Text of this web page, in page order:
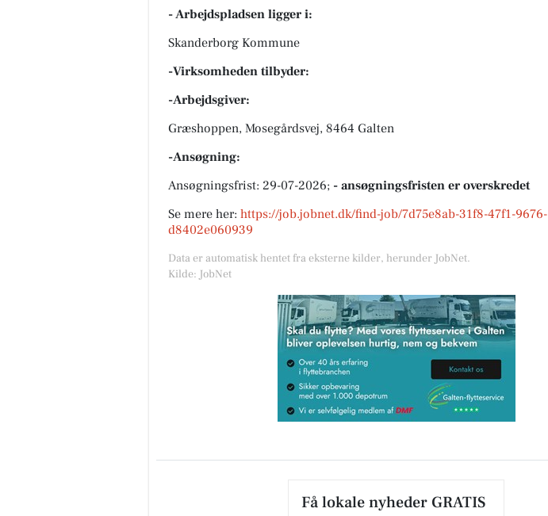
- Arbejdspladsen ligger i:
Skanderborg Kommune
-Virksomheden tilbyder:
-Arbejdsgiver:
Græshoppen, Mosegårdsvej, 8464 Galten
-Ansøgning:
Ansøgningsfrist: 29-07-2026; - ansøgningsfristen er overskredet
Se mere her: https://job.jobnet.dk/find-job/7d75e8ab-31f8-47f1-9676-
d8402e060939
Data er automatisk hentet fra eksterne kilder, herunder JobNet.
Kilde: JobNet
Få lokale nyheder GRATIS